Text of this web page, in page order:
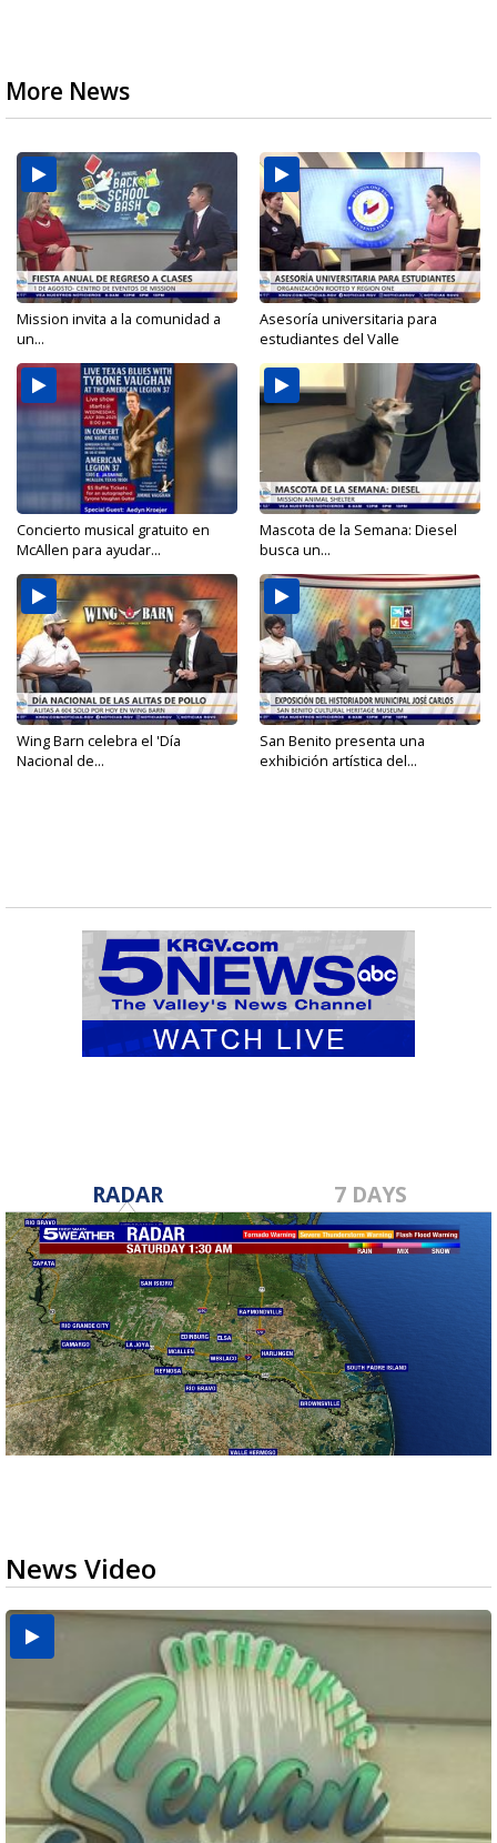
More News
Mission invita a la comunidad a
un...
Asesoría universitaria para
estudiantes del Valle
Concierto musical gratuito en
McAllen para ayudar...
Mascota de la Semana: Diesel
busca un...
Wing Barn celebra el 'Día
Nacional de...
San Benito presenta una
exhibición artística del...
RADAR 7 DAYS
News Video